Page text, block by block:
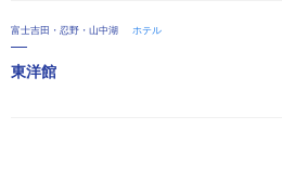
富士吉田・忍野・山中湖 ホテル
東洋館